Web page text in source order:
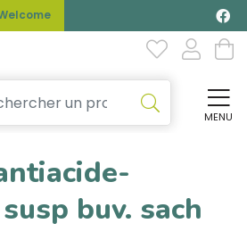
MENU
buv. sach